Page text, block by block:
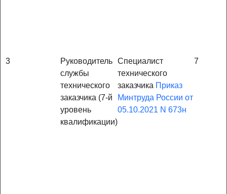
3
Руководитель
службы
технического
заказчика (7-й
уровень
квалификации)
Специалист
технического
заказчика Приказ
Минтруда России от
05.10.2021 N 673н
7